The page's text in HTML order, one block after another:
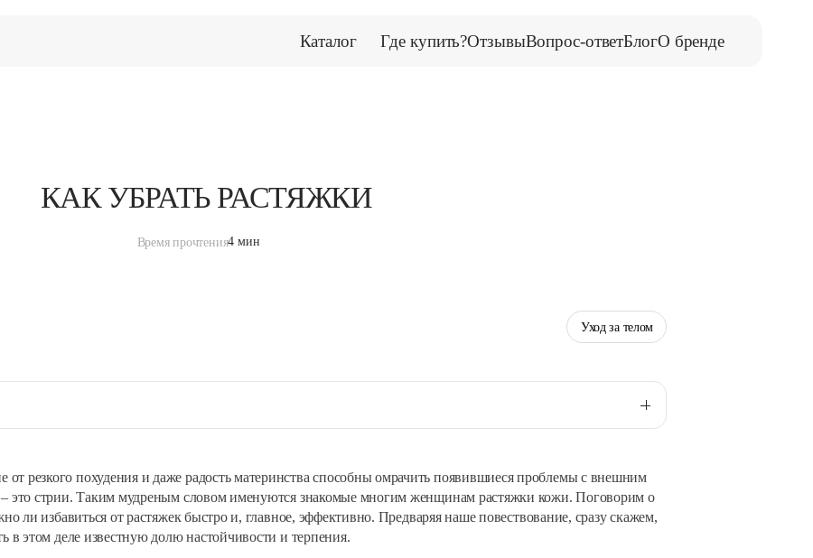
Каталог Где купить?ОтзывыВопрос-ответБлогО бренде
КАК УБРАТЬ РАСТЯЖКИ
Время прочтения4 мин
Уход за телом
резкого похудения и даже радость материнства способны омрачить появившиеся проблемы с внешним
это стрии. Таким мудреным словом именуются знакомые многим женщинам растяжки кожи. Поговорим о
ли избавиться от растяжек быстро и, главное, эффективно. Предваряя наше повествование, сразу скажем,
в этом деле известную долю настойчивости и терпения.